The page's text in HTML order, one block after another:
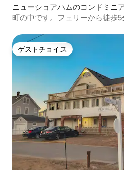
ニューショアハムのコンドミニ
町の中です。フェリーから徒歩5
ゲストチョイス
ゲストチョイス